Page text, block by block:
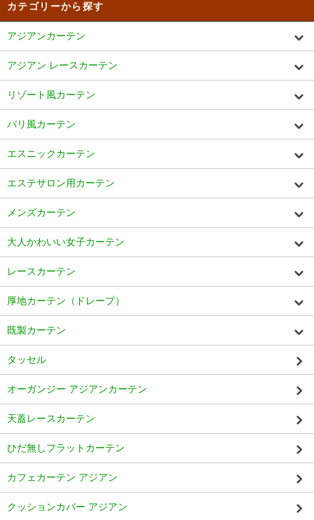
カテゴリーから探す
アジアンカーテン
アジアン レースカーテン
リゾート風カーテン
バリ風カーテン
エスニックカーテン
エステサロン用カーテン
メンズカーテン
大人かわいい女子カーテン
レースカーテン
厚地カーテン（ドレープ）
既製カーテン
タッセル
オーガンジー アジアンカーテン
天蓋レースカーテン
ひだ無しフラットカーテン
カフェカーテン アジアン
クッションカバー アジアン